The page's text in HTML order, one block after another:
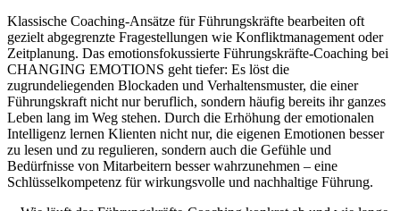
Klassische Coaching-Ansätze für Führungskräfte bearbeiten oft
gezielt abgegrenzte Fragestellungen wie Konfliktmanagement oder
Zeitplanung. Das emotionsfokussierte Führungskräfte-Coaching bei
CHANGING EMOTIONS geht tiefer: Es löst die
zugrundeliegenden Blockaden und Verhaltensmuster, die einer
Führungskraft nicht nur beruflich, sondern häufig bereits ihr ganzes
Leben lang im Weg stehen. Durch die Erhöhung der emotionalen
Intelligenz lernen Klienten nicht nur, die eigenen Emotionen besser
zu lesen und zu regulieren, sondern auch die Gefühle und
Bedürfnisse von Mitarbeitern besser wahrzunehmen – eine
Schlüsselkompetenz für wirkungsvolle und nachhaltige Führung.